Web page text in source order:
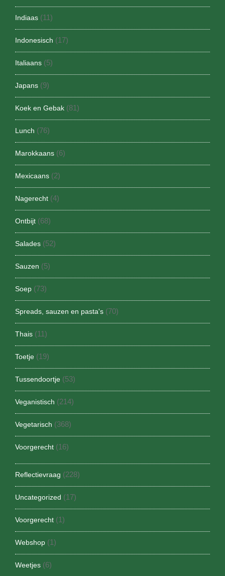
Indiaas (11)
Indonesisch (17)
Italiaans (5)
Japans (9)
Koek en Gebak (81)
Lunch (76)
Marokkaans (6)
Mexicaans (2)
Nagerecht (4)
Ontbijt (68)
Salades (52)
Sauzen (5)
Soep (73)
Spreads, sauzen en pasta's (70)
Thais (11)
Toetje (19)
Tussendoortje (53)
Veganistisch (214)
Vegetarisch (368)
Voorgerecht (16)
Reflectievraag (228)
Uncategorized (17)
Voorgerecht (1)
Webshop (1)
Weetjes (6)